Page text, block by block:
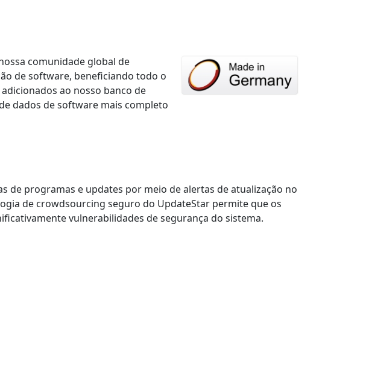
comunidade global de
de software, beneficiando todo o
ao nosso banco de
dados de software mais completo
de programas e updates por meio de alertas de atualização no
de crowdsourcing seguro do UpdateStar permite que os
vulnerabilidades de segurança do sistema.